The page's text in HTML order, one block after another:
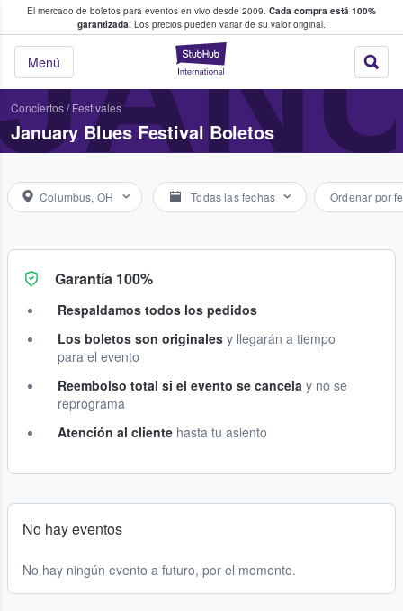
El mercado de boletos para eventos en vivo desde 2009. Cada compra está 100%
garantizada. Los precios pueden variar de su valor original.
StubHub: donde
Menú
fans compran y venden boletos
Conciertos/ Festivales
January Blues Festival Boletos
Columbus, OH Todas las fechas Ordenar por
Garantía 100%
Respaldamos todos los pedidos
Los boletos son originales y llegarán a tiempo
para el evento
Reembolso total si el evento se cancela y no se
reprograma
Atención al cliente hasta tu asiento
No hay eventos
No hay ningún evento a futuro, por el momento.